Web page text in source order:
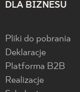
DLA BIZNESU
Pliki do pobrania
Deklaracje
Platforma B2B
Realizacje